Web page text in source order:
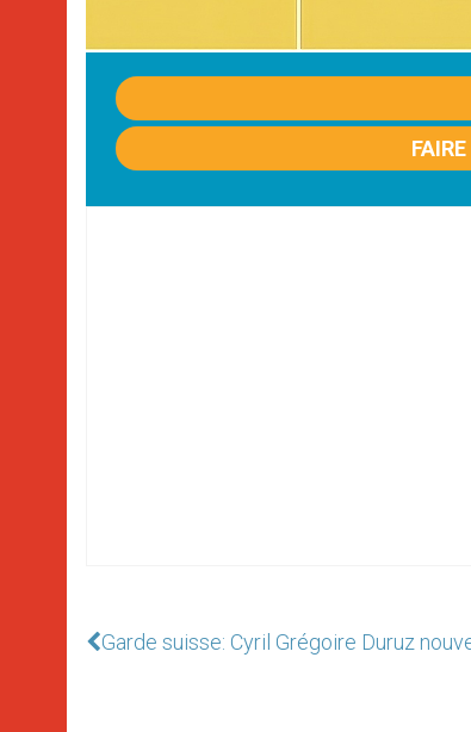
Garde suisse: Cyril Grégoire Duruz